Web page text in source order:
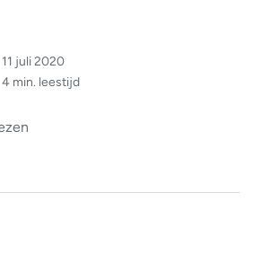
11 juli 2020
4 min. leestijd